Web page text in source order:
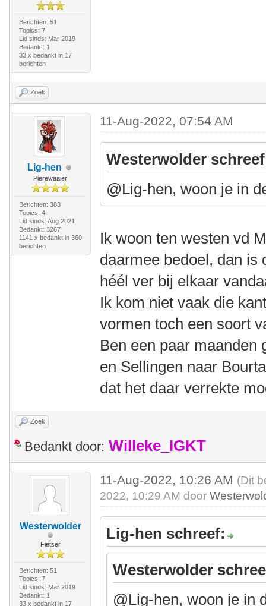
Berichten: 51
Topics: 7
Lid sinds: Mar 2019
Bedankt: 1
33 x bedankt in 17
berichten
Zoek
Lig-hen
Pierewaaier
Berichten: 383
Topics: 4
Lid sinds: Aug 2021
Bedankt: 3267
1141 x bedankt in 360
berichten
11-Aug-2022, 07:54 AM
Westerwolder
@Lig-hen, woon je in
Ik woon ten westen vd
daarmee bedoel, dan is
héél ver bij elkaar
Ik kom niet vaak die
vormen toch een soort
Ben een paar maanden
en Sellingen naar
dat het daar verrekte
Zoek
Bedankt door: Willeke_IGKT
Westerwolder
Fietser
Berichten: 51
Topics: 7
Lid sinds: Mar 2019
Bedankt: 1
33 x bedankt in 17
11-Aug-2022, 10:26 AM (Dit
2022, 10:29 AM door
Lig-hen schreef:
Westerwolder
@Lig-hen, woon je in